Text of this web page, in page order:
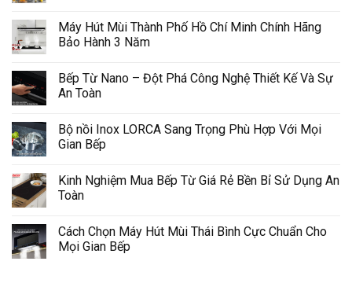
Máy Hút Mùi Thành Phố Hồ Chí Minh Chính Hãng
Bảo Hành 3 Năm
Bếp Từ Nano – Đột Phá Công Nghệ Thiết Kế Và Sự
An Toàn
Bộ nồi Inox LORCA Sang Trọng Phù Hợp Với Mọi
Gian Bếp
Kinh Nghiệm Mua Bếp Từ Giá Rẻ Bền Bỉ Sử Dụng An
Toàn
Cách Chọn Máy Hút Mùi Thái Bình Cực Chuẩn Cho
Mọi Gian Bếp